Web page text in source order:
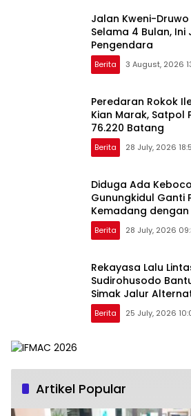
Jalan Kweni-
Selama 4 Bulan,
Pengendara
Berita 3 August, 2026
Peredaran Rokok
Kian Marak, Satpol
76.220 Batang
Berita 28 July, 2026
Diduga Ada
Gunungkidul Ganti
Kemadang dengan
Berita 28 July, 2026
Rekayasa Lalu
Sudirohusodo
Simak Jalur
Berita 25 July, 2026
Artikel Popular